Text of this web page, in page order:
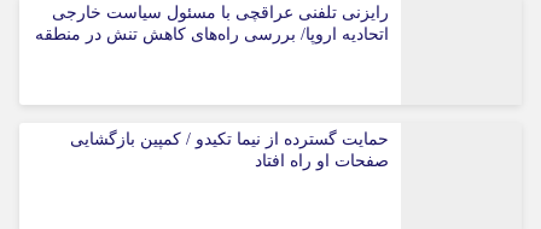
رایزنی تلفنی عراقچی با مسئول سیاست خارجی
اتحادیه اروپا/ بررسی راه‌های کاهش تنش در منطقه
حمایت گسترده از نیما تکیدو / کمپین بازگشایی
صفحات او راه افتاد